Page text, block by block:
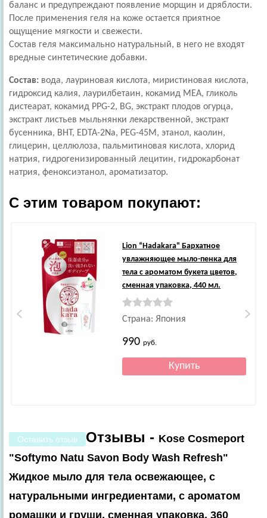
баланс и предупреждают появление морщин и дряблости.
После применения геля на коже остается приятное
ощущение мягкости и свежести.
Состав геля максимально натуральный, в него не входят
вредные синтетические добавки.
Состав: вода, лауриновая кислота, миристиновая кислота,
гидроксид калия, лаурилбетаин, кокамид MEA, гликоль
дистеарат, кокамид PPG-2, BG, экстракт плодов огурца,
экстракт листьев мыльнянки лекарственной, экстракт
бусенника, BHT, EDTA-2Na, PEG-45M, этанол, каолин,
глицерин, целлюлоза, пальмитиновая кислота, хлорид
натрия, гидрогенизированный лецитин, гидрокарбонат
натрия, феноксиэтанол, ароматизатор.
С этим товаром покупают:
Lion “Hadakara" Бархатное
увлажняющее мыло-пенка для
тела с ароматом букета цветов,
сменная упаковка, 440 мл.
Страна: Япония
990руб.
Оставить отзыв Отзывы - Kose Cosmeport
"Softymo Natu Savon Body Wash Refresh"
Жидкое мыло для тела освежающее, с
натуральными ингредиентами, с ароматом
ромашки и груши, сменная упаковка, 360